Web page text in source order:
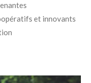
et innovants